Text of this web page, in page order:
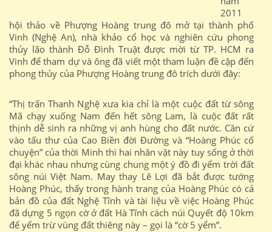
2011
hội thảo về Phượng Hoàng trung đô mở tại thành phố
Vinh (Nghệ An), nhà khảo cổ học và nghiên cứu phong
thủy lão thành Đỗ Đình Truật được mời từ TP. HCM ra
Vinh để tham dự và ông đã viết một tham luận đề cập đến
phong thủy của Phượng Hoàng trung đô trích dưới đây:
“Thị trấn Thanh Nghệ xưa kia chỉ là một cuộc đất từ sông
Mã chạy xuống Nam đến hết sông Lam, là cuộc đất rất
thịnh dễ sinh ra những vị anh hùng cho đất nước. Căn cứ
vào tấu thư của Cao Biền đời Đường và “Hoàng Phúc cố
chuyện” của thời Minh thì hai nhân vật này tuy sống ở thời
đại khác nhau nhưng cùng chung một ý đồ đi yểm trời đất
sông núi Việt Nam. May thay Lê Lợi đã bắt được tướng
Hoàng Phúc, thấy trong hành trang của Hoàng Phúc có cả
bản đồ của đất Nghệ Tĩnh và tài liệu về việc Hoàng Phúc
đã dựng 5 ngọn cờ ở đất Hà Tĩnh cách núi Quyết độ 10km
để yểm trừ vùng đất thiêng này – gọi là “cờ 5 yểm”.